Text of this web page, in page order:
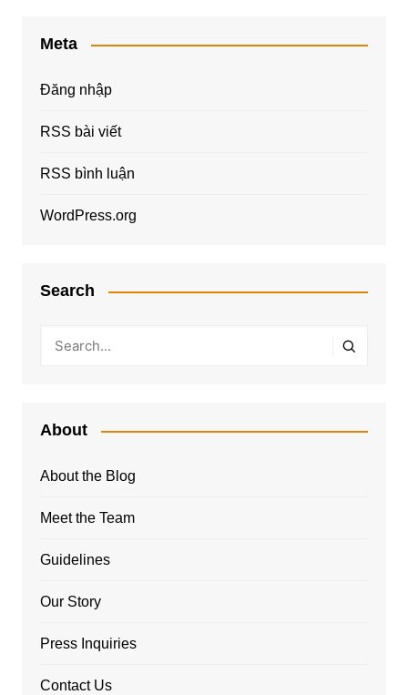
Meta
Đăng nhập
RSS bài viết
RSS bình luận
WordPress.org
Search
About
About the Blog
Meet the Team
Guidelines
Our Story
Press Inquiries
Contact Us